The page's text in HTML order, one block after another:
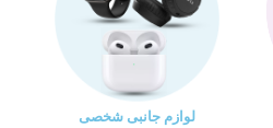
لوازم جانبی شخصی